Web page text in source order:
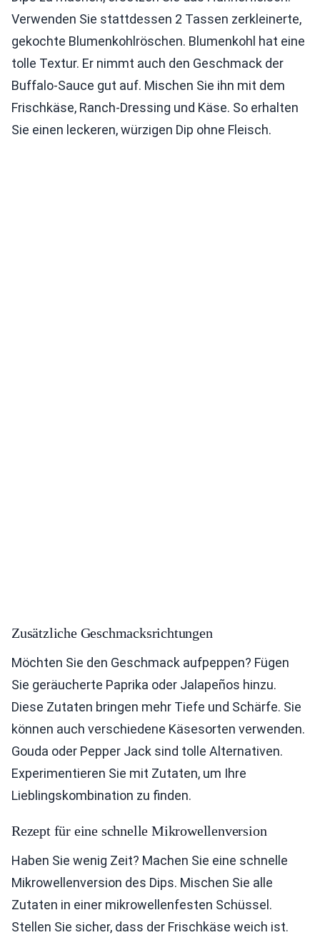
Verwenden Sie stattdessen 2 Tassen zerkleinerte,
gekochte Blumenkohlröschen. Blumenkohl hat eine
tolle Textur. Er nimmt auch den Geschmack der
Buffalo-Sauce gut auf. Mischen Sie ihn mit dem
Frischkäse, Ranch-Dressing und Käse. So erhalten
Sie einen leckeren, würzigen Dip ohne Fleisch.
Zusätzliche Geschmacksrichtungen
Möchten Sie den Geschmack aufpeppen? Fügen
Sie geräucherte Paprika oder Jalapeños hinzu.
Diese Zutaten bringen mehr Tiefe und Schärfe. Sie
können auch verschiedene Käsesorten verwenden.
Gouda oder Pepper Jack sind tolle Alternativen.
Experimentieren Sie mit Zutaten, um Ihre
Lieblingskombination zu finden.
Rezept für eine schnelle Mikrowellenversion
Haben Sie wenig Zeit? Machen Sie eine schnelle
Mikrowellenversion des Dips. Mischen Sie alle
Zutaten in einer mikrowellenfesten Schüssel.
Stellen Sie sicher, dass der Frischkäse weich ist.